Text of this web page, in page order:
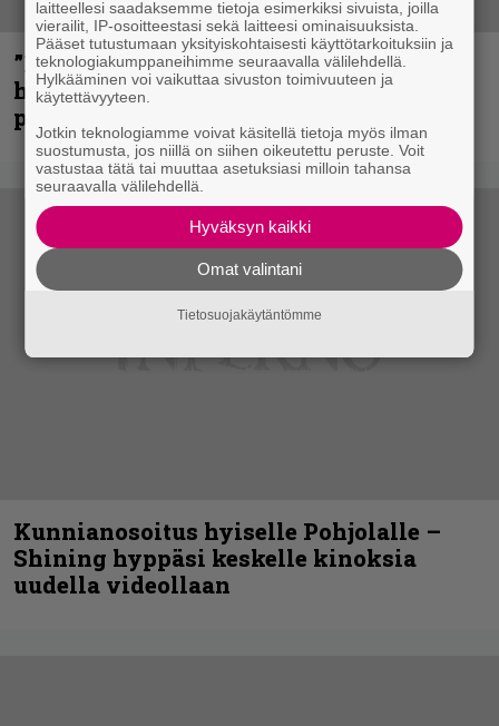
”Mitalini näyttää ihan plektralta” –
huippu-uimari jamittelee Megadethiä
palkinnollaan
Kunnianosoitus hyiselle Pohjolalle –
Shining hyppäsi keskelle kinoksia
uudella videollaan
laitteellesi saadaksemme tietoja esimerkiksi sivuista, joilla
vierailit, IP-osoitteestasi sekä laitteesi ominaisuuksista.
Pääset tutustumaan yksityiskohtaisesti käyttötarkoituksiin ja
teknologiakumppaneihimme seuraavalla välilehdellä.
Hylkääminen voi vaikuttaa sivuston toimivuuteen ja
käytettävyyteen.
Jotkin teknologiamme voivat käsitellä tietoja myös ilman
suostumusta, jos niillä on siihen oikeutettu peruste. Voit
vastustaa tätä tai muuttaa asetuksiasi milloin tahansa
seuraavalla välilehdellä.
Hyväksyn kaikki
Omat valintani
Tietosuojakäytäntömme